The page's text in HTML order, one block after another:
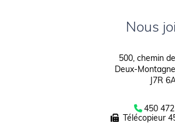
Nous
500, chemin
Deux-
J7R
450
Télécopieur